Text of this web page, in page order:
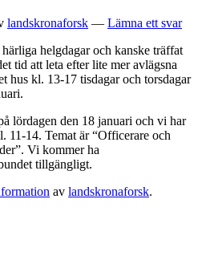
landskronaforsk — Lämna ett svar
helgdagar och kanske träffat
tid att leta efter lite mer avlägsna
hus kl. 13-17 tisdagar och torsdagar
lördagen den 18 januari och vi har
11-14. Temat är “Officerare och
Vi kommer ha
tillgängligt.
av landskronaforsk.